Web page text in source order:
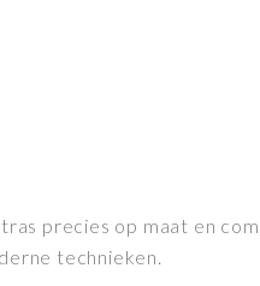
precies op maat en
technieken.